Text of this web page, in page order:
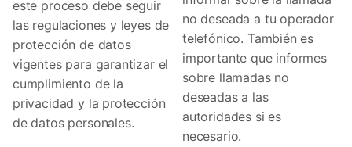
este proceso debe seguir
las regulaciones y leyes de
protección de datos
vigentes para garantizar el
cumplimiento de la
privacidad y la protección
de datos personales.
no deseada a tu operador
telefónico. También es
importante que informes
sobre llamadas no
deseadas a las
autoridades si es
necesario.